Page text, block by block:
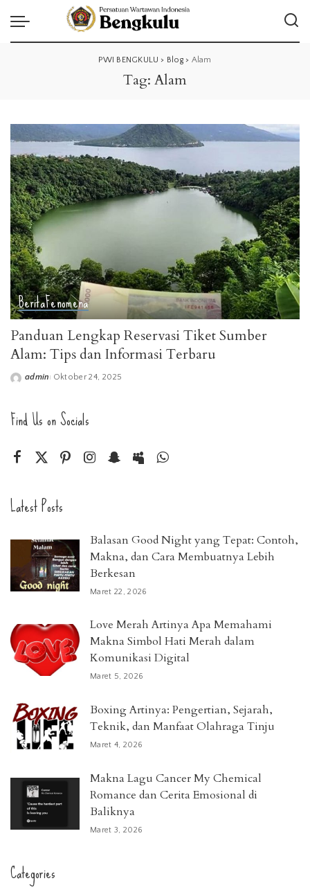
PWI BENGKULU > Blog> Alam
Tag: Alam
BeritaFenomena
Panduan Lengkap Reservasi Tiket Sumber
Alam: Tips dan Informasi Terbaru
Posted
admin Oktober 24, 2025
Find Us on Socials
Latest Posts
Balasan Good Night yang Tepat: Contoh,
Makna, dan Cara Membuatnya Lebih
Berkesan
Maret 22, 2026
Love Merah Artinya Apa Memahami
Makna Simbol Hati Merah dalam
Komunikasi Digital
Maret 5, 2026
Boxing Artinya: Pengertian, Sejarah,
Teknik, dan Manfaat Olahraga Tinju
Maret 4, 2026
Makna Lagu Cancer My Chemical
Romance dan Cerita Emosional di
Baliknya
Maret 3, 2026
Categories